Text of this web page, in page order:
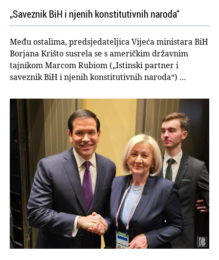
„Saveznik BiH i njenih konstitutivnih naroda“
Među ostalima, predsjedateljica Vijeća ministara BiH
Borjana Krišto susrela se s američkim državnim
tajnikom Marcom Rubiom („Istinski partner i
saveznik BiH i njenih konstitutivnih naroda“) …